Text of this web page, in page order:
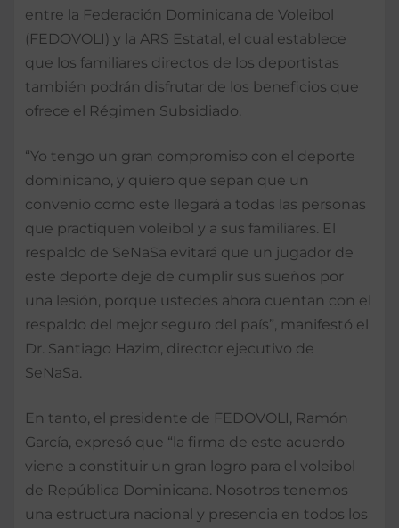
entre la Federación Dominicana de Voleibol
(FEDOVOLI) y la ARS Estatal, el cual establece
que los familiares directos de los deportistas
también podrán disfrutar de los beneficios que
ofrece el Régimen Subsidiado.
“Yo tengo un gran compromiso con el deporte
dominicano, y quiero que sepan que un
convenio como este llegará a todas las personas
que practiquen voleibol y a sus familiares. El
respaldo de SeNaSa evitará que un jugador de
este deporte deje de cumplir sus sueños por
una lesión, porque ustedes ahora cuentan con el
respaldo del mejor seguro del país”, manifestó el
Dr. Santiago Hazim, director ejecutivo de
SeNaSa.
En tanto, el presidente de FEDOVOLI, Ramón
García, expresó que “la firma de este acuerdo
viene a constituir un gran logro para el voleibol
de República Dominicana. Nosotros tenemos
una estructura nacional y presencia en todos los